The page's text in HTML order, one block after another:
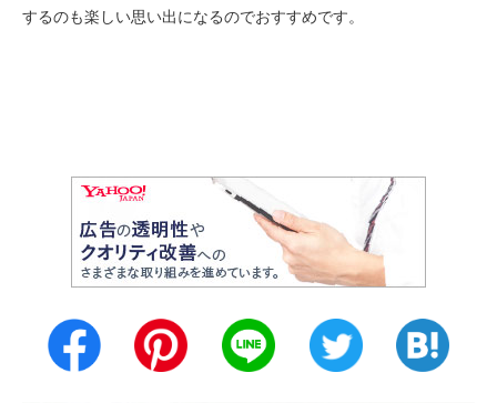
するのも楽しい思い出になるのでおすすめです。